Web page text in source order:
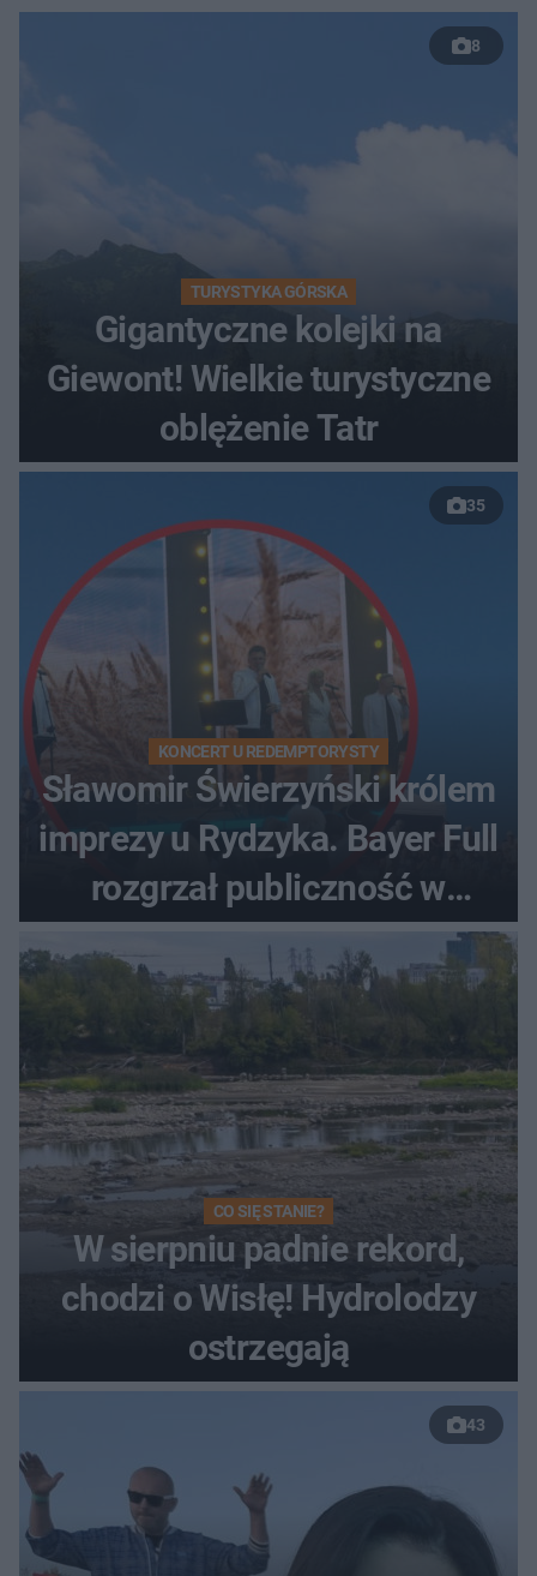
8
TURYSTYKA GÓRSKA
Gigantyczne kolejki na
Giewont! Wielkie turystyczne
oblężenie Tatr
35
KONCERT U REDEMPTORYSTY
Sławomir Świerzyński królem
imprezy u Rydzyka. Bayer Full
rozgrzał publiczność w
Toruniu
CO SIĘ STANIE?
W sierpniu padnie rekord,
chodzi o Wisłę! Hydrolodzy
ostrzegają
43